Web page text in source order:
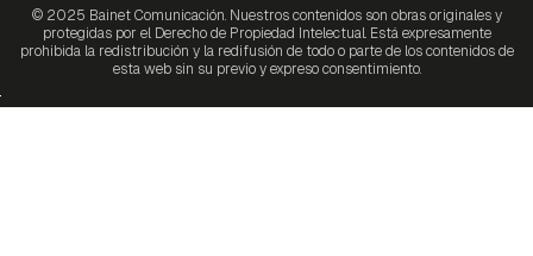
© 2025 Bainet Comunicación. Nuestros contenidos son obras originales y
protegidas por el Derecho de Propiedad Intelectual. Está expresamente
prohibida la redistribución y la redifusión de todo o parte de los contenidos de
esta web sin su previo y expreso consentimiento.